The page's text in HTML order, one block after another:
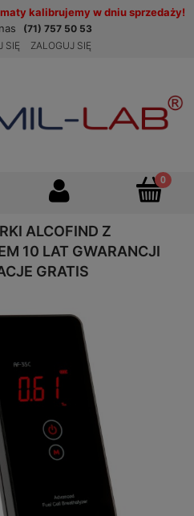
kalibrujemy w dniu sprzedaży!
(71) 757 50 53
SIĘ
ZALOGUJ SIĘ
ALCOFIND Z
10 LAT GWARANCJI
GRATIS